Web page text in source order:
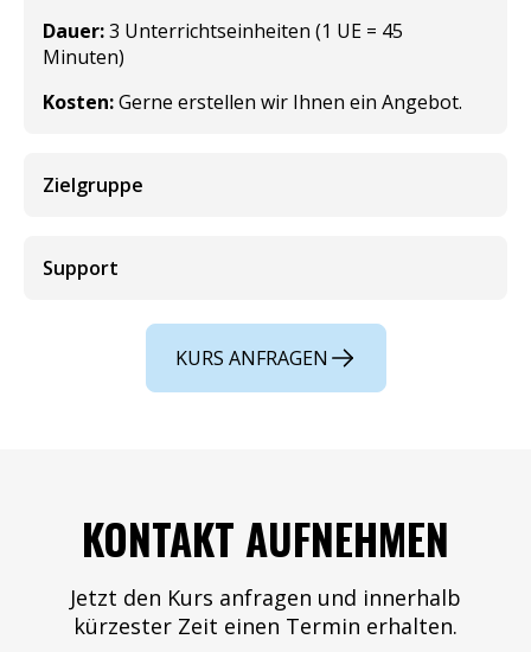
Dauer:3 Unterrichtseinheiten (1 UE = 45
Minuten)
Kosten:Gerne erstellen wir Ihnen ein Angebot.
Zielgruppe
Support
KURS ANFRAGEN
KONTAKT AUFNEHMEN
Jetzt den Kurs anfragen und innerhalb
kürzester Zeit einen Termin erhalten.